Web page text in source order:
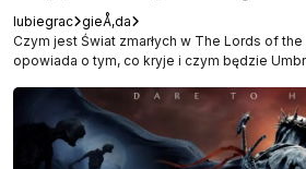
lubiegrac gieÅ‚da
Czym jest Świat zmarłych w The Lords of the
opowiada o tym, co kryje i czym będzie